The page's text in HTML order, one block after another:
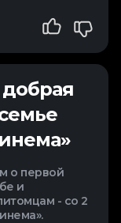
о первой
и
- со 2